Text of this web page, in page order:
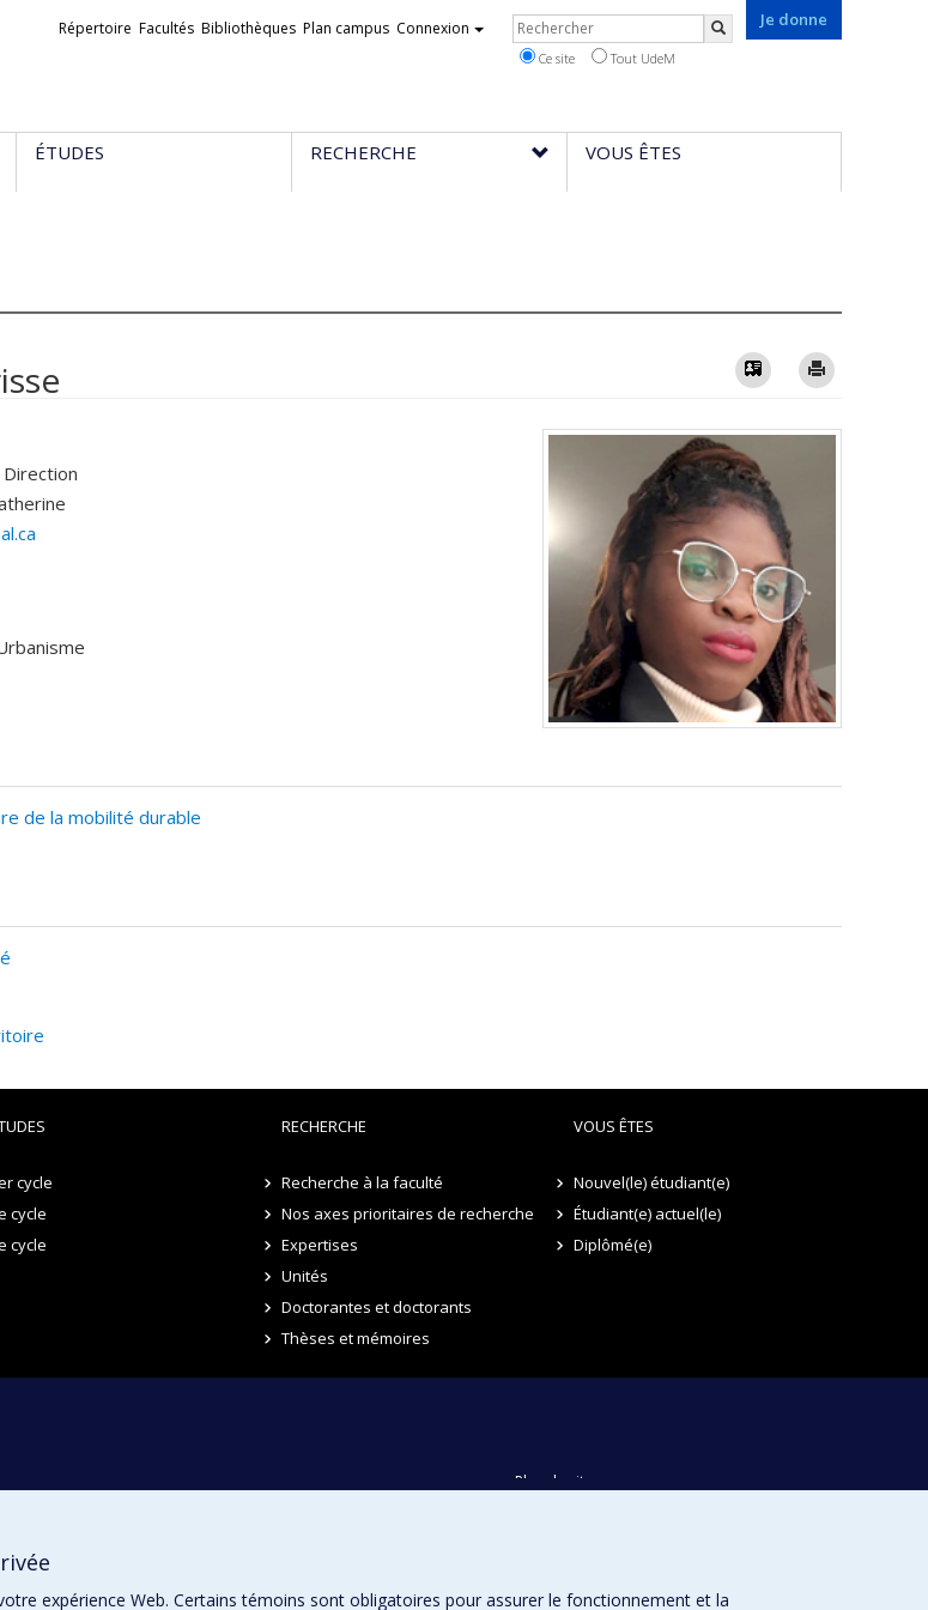
Je donne
Liens
Répertoire Facultés Bibliothèques Plan campus Connexion Rechercher
Ce site Tout UdeM
ÉTUDES RECHERCHE VOUS ÊTES
Vcard
de la mobilité durable
cycle
cycle
cycle
RECHERCHE
Recherche à la faculté
Nos axes prioritaires de recherche
Expertises
Unités
Doctorantes et doctorants
Thèses et mémoires
VOUS ÊTES
Nouvel(le) étudiant(e)
Étudiant(e) actuel(le)
Diplômé(e)
Plan du site
expérience Web. Certains témoins sont obligatoires pour assurer le fonctionnement et la